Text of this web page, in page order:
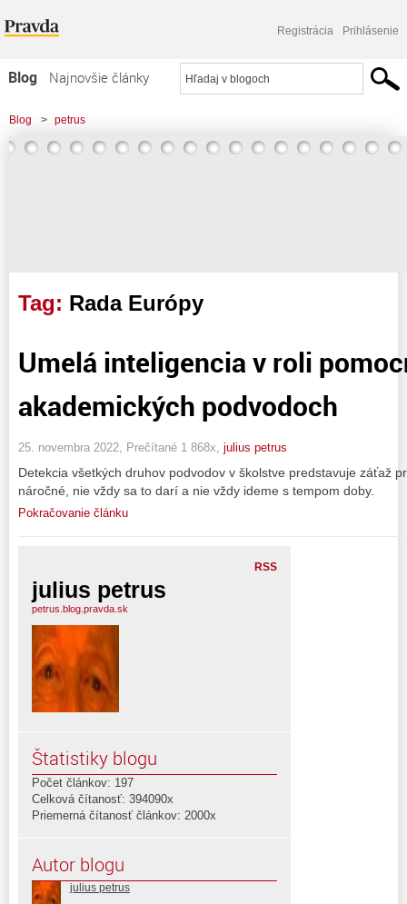
Registrácia Prihlásenie
Blog
Najnovšie články
Najčítanejšie články
Najkomentovanejšie články
Blog > petrus
> Umelá inteligencia v roli pomocníka pri akademických podvodoch
Tag: Rada Európy
Umelá inteligencia v roli
akademických podvodoch
25. novembra 2022, Prečítané 1 868x, julius petrus
Detekcia všetkých druhov podvodov v školstve predstavuje záťaž
náročné, nie vždy sa to darí a nie vždy ideme s tempom doby.
Pokračovanie článku
RSS
julius petrus
petrus.blog.pravda.sk
Štatistiky blogu
Počet článkov: 197
Celková čítanosť: 394090x
Priemerná čítanosť článkov: 2000x
Autor blogu
julius petrus